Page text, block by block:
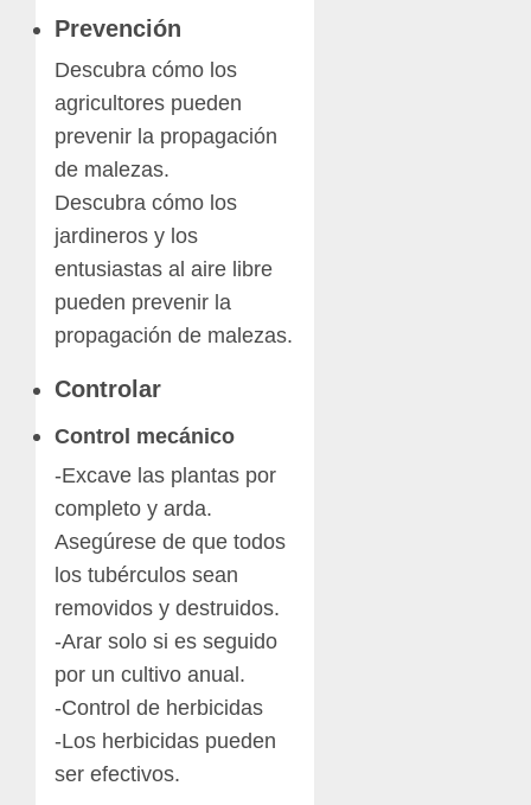
Prevención
Descubra cómo los
agricultores pueden
prevenir la propagación
de malezas.
Descubra cómo los
jardineros y los
entusiastas al aire libre
pueden prevenir la
propagación de malezas.
Controlar
Control mecánico
-Excave las plantas por
completo y arda.
Asegúrese de que todos
los tubérculos sean
removidos y destruidos.
-Arar solo si es seguido
por un cultivo anual.
-Control de herbicidas
-Los herbicidas pueden
ser efectivos.